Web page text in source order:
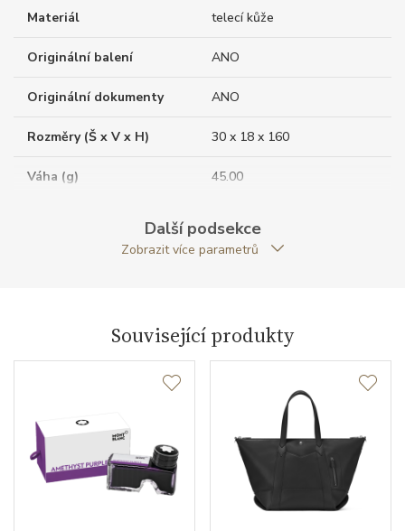
Materiál telecí kůže
Originální balení ANO
Originální dokumenty ANO
Rozměry (Š x V x H) 30 x 18 x 160
Váha (g) 45.00
24
Další podsekce
Zobrazit více parametrů
Související produkty